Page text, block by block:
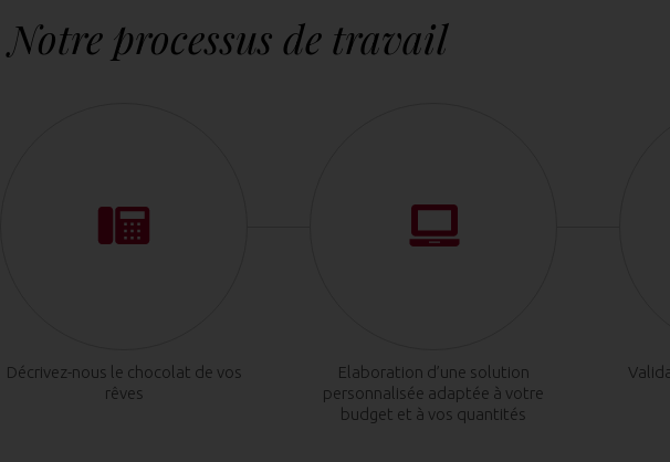
Notre processus de travail
Décrivez-nous le chocolat de vos
rêves
Elaboration d’une solution
personnalisée adaptée à votre
budget et à vos quantités